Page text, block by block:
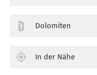
Dolomiten
In der Nähe